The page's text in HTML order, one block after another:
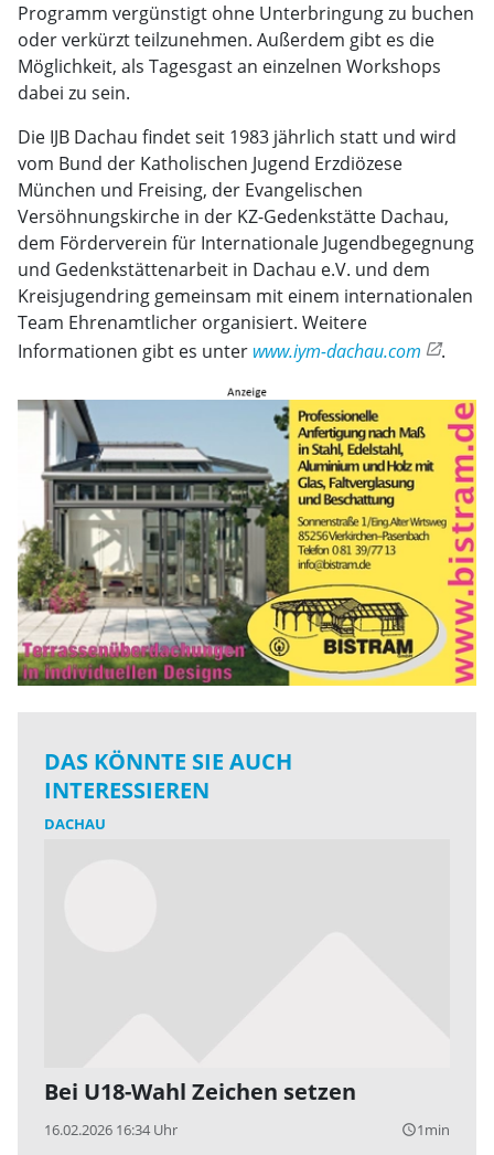
Programm vergünstigt ohne Unterbringung zu buchen
oder verkürzt teilzunehmen. Außerdem gibt es die
Möglichkeit, als Tagesgast an einzelnen Workshops
dabei zu sein.
Die IJB Dachau findet seit 1983 jährlich statt und wird
vom Bund der Katholischen Jugend Erzdiözese
München und Freising, der Evangelischen
Versöhnungskirche in der KZ-Gedenkstätte Dachau,
dem Förderverein für Internationale Jugendbegegnung
und Gedenkstättenarbeit in Dachau e.V. und dem
Kreisjugendring gemeinsam mit einem internationalen
Team Ehrenamtlicher organisiert. Weitere
Informationen gibt es unter www.iym-dachau.com .
DAS KÖNNTE SIE AUCH
INTERESSIEREN
DACHAU
Bei U18-Wahl Zeichen setzen
16.02.2026 16:34 Uhr query_builder1min